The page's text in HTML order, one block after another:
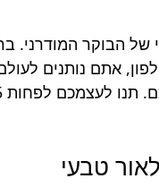
של הבוקר המודרני.
אתם נותנים